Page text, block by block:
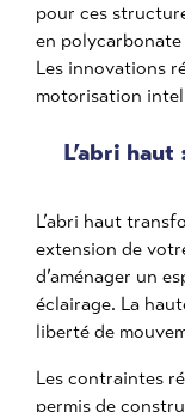
pour ces
en
Les innovations
motorisation
L’abri
L’abri haut
extension de
d’aménager un
éclairage. La
liberté de
Les contraintes
permis de